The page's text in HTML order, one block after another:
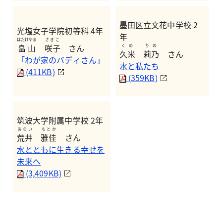
光塩女子学院初等科 4年
畠山
はたけやま
咲子
さきこ
さん
「わが家のバディさん」
(411KB)
墨田区立文花中学校 2
年
久米
くめ
莉乃
りの
さん
水と私たち
(359KB)
筑波大学附属中学校 2年
荒井
あらい
雅佳
もとか
さん
水とともに生きる幸せを
未来へ
(3,409KB)